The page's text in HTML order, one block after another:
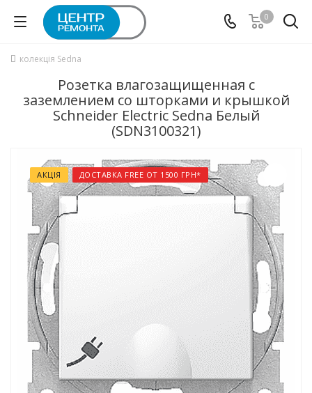
0
колекція Sedna
Розетка влагозащищенная с
заземлением со шторками и крышкой
Schneider Electric Sedna Белый
(SDN3100321)
АКЦІЯ ДОСТАВКА FREE ОТ 1500 ГРН*